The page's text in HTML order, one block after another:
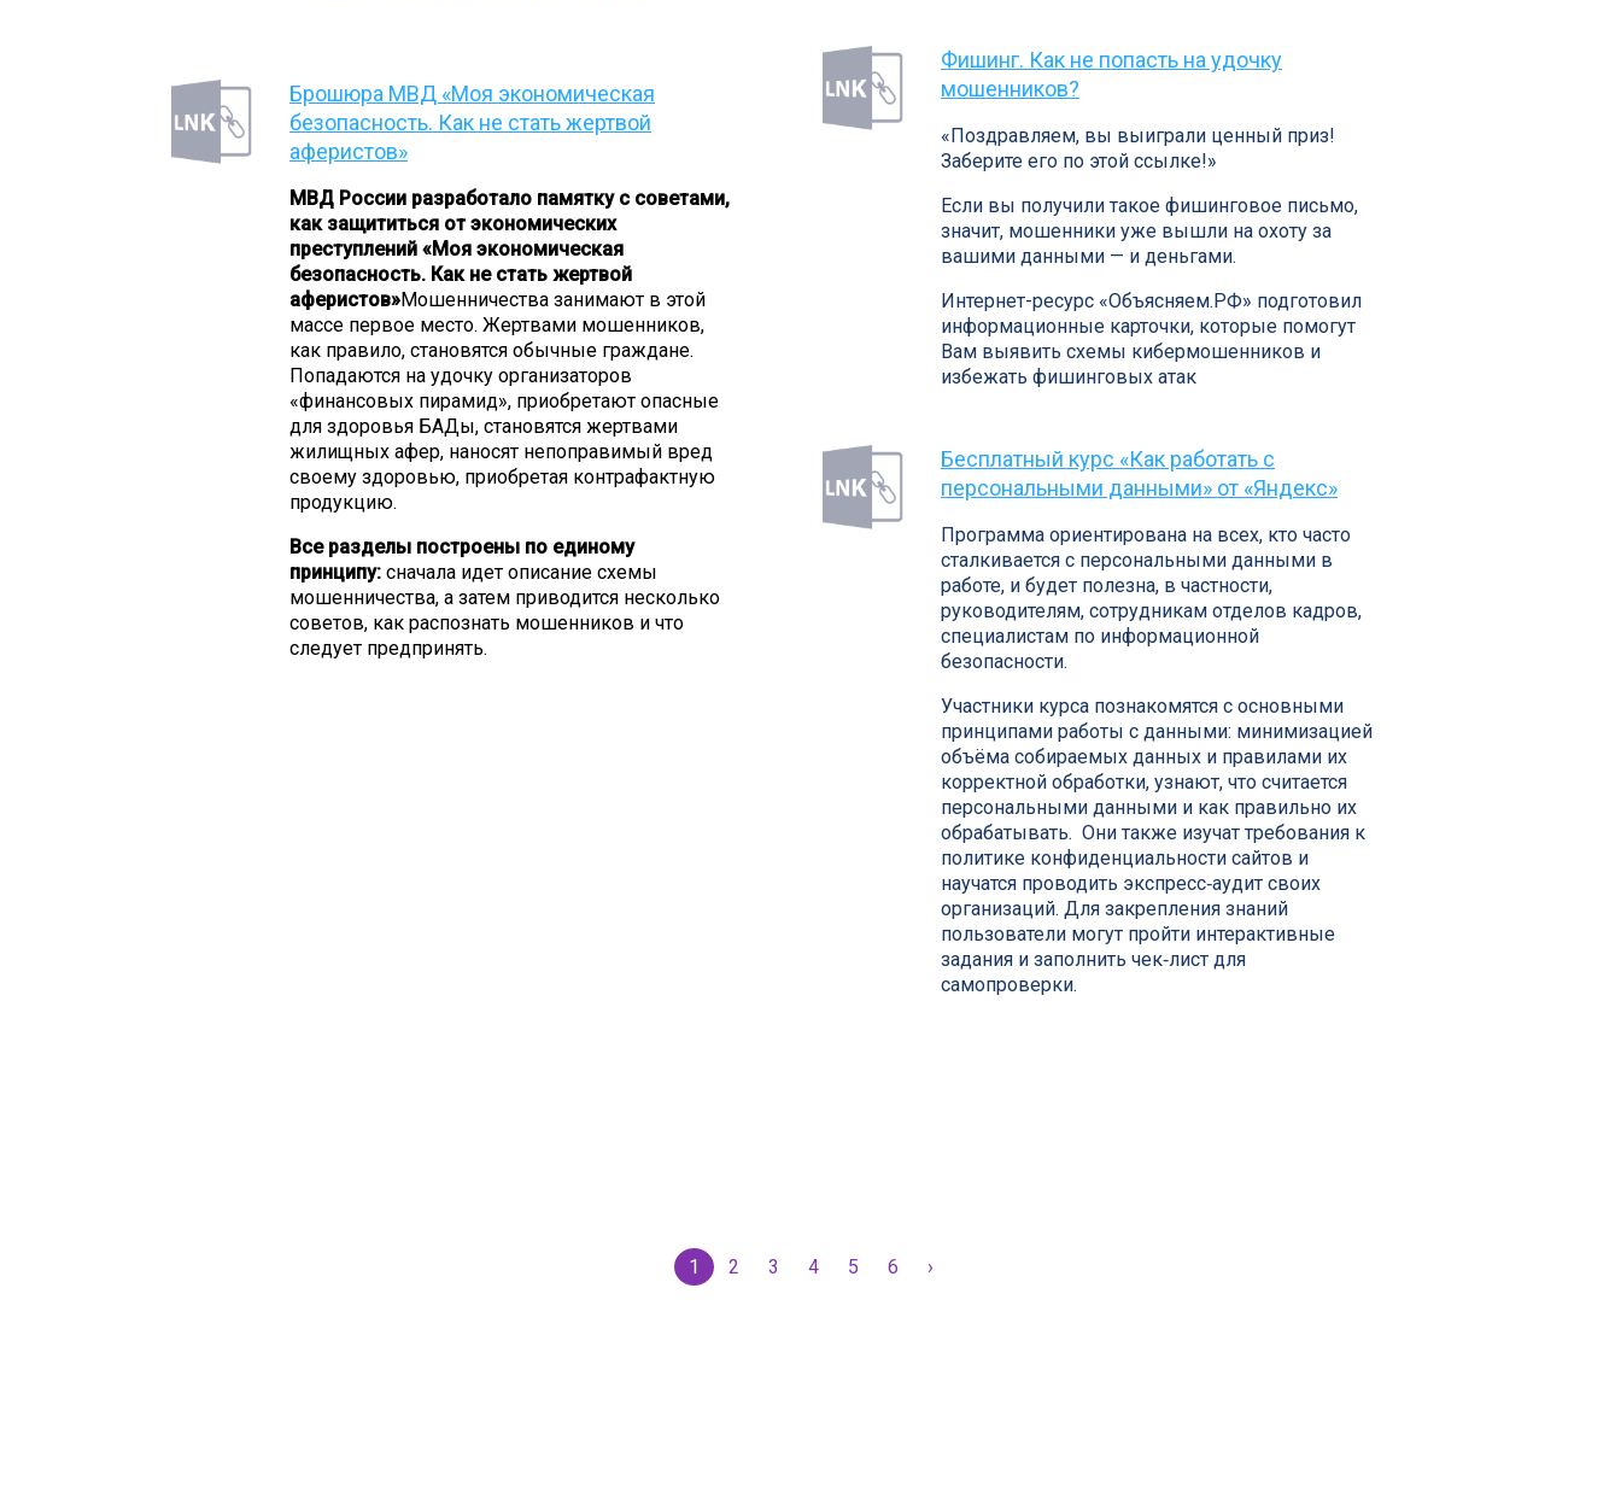
Брошюра МВД «Моя экономическая
безопасность. Как не стать жертвой
аферистов»
МВД России разработало памятку с советами,
как защититься от экономических
преступлений «Моя экономическая
безопасность. Как не стать жертвой
аферистов»Мошенничества занимают в этой
массе первое место. Жертвами мошенников,
как правило, становятся обычные граждане.
Попадаются на удочку организаторов
«финансовых пирамид», приобретают опасные
для здоровья БАДы, становятся жертвами
жилищных афер, наносят непоправимый вред
своему здоровью, приобретая контрафактную
продукцию.
Все разделы построены по единому
принципу: сначала идет описание схемы
мошенничества, а затем приводится несколько
советов, как распознать мошенников и что
следует предпринять.
Фишинг. Как не попасть на удочку
мошенников?
«Поздравляем, вы выиграли ценный приз!
Заберите его по этой ссылке!»
Если вы получили такое фишинговое письмо,
значит, мошенники уже вышли на охоту за
вашими данными — и деньгами.
Интернет-ресурс «Объясняем.РФ» подготовил
информационные карточки, которые помогут
Вам выявить схемы кибермошенников и
избежать фишинговых атак
Бесплатный курс «Как работать с
персональными данными» от «Яндекс»
Программа ориентирована на всех, кто часто
сталкивается с персональными данными в
работе, и будет полезна, в частности,
руководителям, сотрудникам отделов кадров,
специалистам по информационной
безопасности.
Участники курса познакомятся с основными
принципами работы с данными: минимизацией
объёма собираемых данных и правилами их
корректной обработки, узнают, что считается
персональными данными и как правильно их
обрабатывать. Они также изучат требования к
политике конфиденциальности сайтов и
научатся проводить экспресс‑аудит своих
организаций. Для закрепления знаний
пользователи могут пройти интерактивные
задания и заполнить чек‑лист для
самопроверки.
1 2 3 4 5 6 ›